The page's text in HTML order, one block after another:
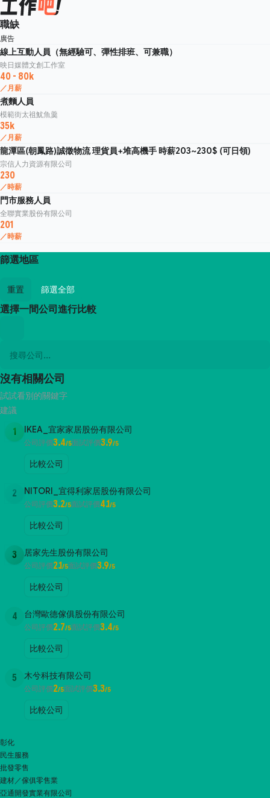
職缺
廣告
線上互動人員（無經驗可、彈性排班、可兼職）
映日媒體文創工作室
40 - 80k
／月薪
煮麵人員
模範街太祖魷魚羹
35k
／月薪
龍潭區(朝鳳路)誠徵物流 理貨員+堆高機手 時薪203~230$ (可日領)
宗信人力資源有限公司
230
／時薪
門市服務人員
全聯實業股份有限公司
201
／時薪
篩選地區
重置 篩選全部
選擇一間公司進行比較
沒有相關公司
試試看別的關鍵字
建議
1 IKEA_宜家家居股份有限公司
公司評價3.4/5面試評價3.9/5
比較公司
2 NITORI_宜得利家居股份有限公司
公司評價3.2/5面試評價4.1/5
比較公司
3 居家先生股份有限公司
公司評價2.1/5面試評價3.9/5
比較公司
4 台灣歐德傢俱股份有限公司
公司評價2.7/5面試評價3.4/5
比較公司
5 木兮科技有限公司
公司評價2/5面試評價3.3/5
比較公司
彰化
民生服務
批發零售
建材／傢俱零售業
亞通開發實業有限公司